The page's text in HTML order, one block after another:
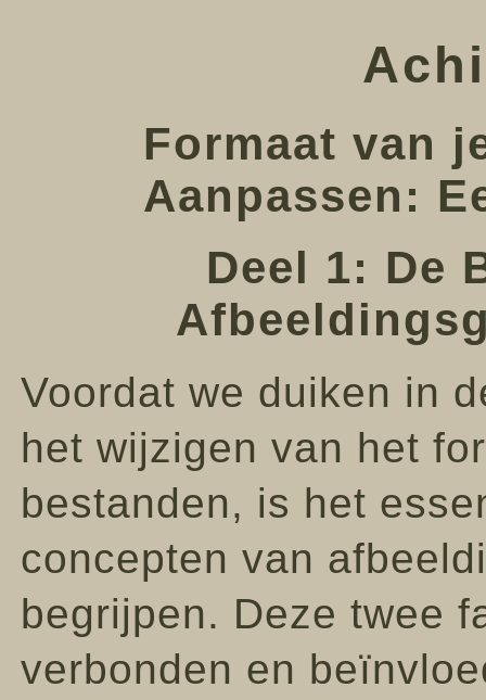
Formaat van
Aanpassen:
Deel 1: De
Voordat we duiken in
het wijzigen van het
bestanden, is het
concepten van
begrijpen. Deze twee
verbonden en